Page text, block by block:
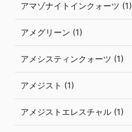
アマゾナイトインクォーツ (1)
アメグリーン (1)
アメシスティンクォーツ (1)
アメジスト (1)
アメジストエレスチャル (1)